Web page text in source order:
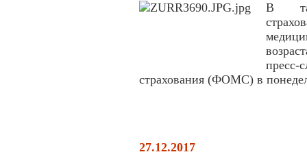
В
пресс-
страхования (ФОМС) в
27.12.2017